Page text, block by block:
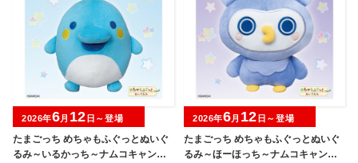
たまごっち めちゃもふぐっとぬいぐ
るみ～いるかっち～ナムコキャンペ
2026年6月 12 日～登場
たまごっち めちゃもふぐっとぬいぐ
るみ～ほーほっち～ナムコキャンペ
2026年6月 12 日～登場